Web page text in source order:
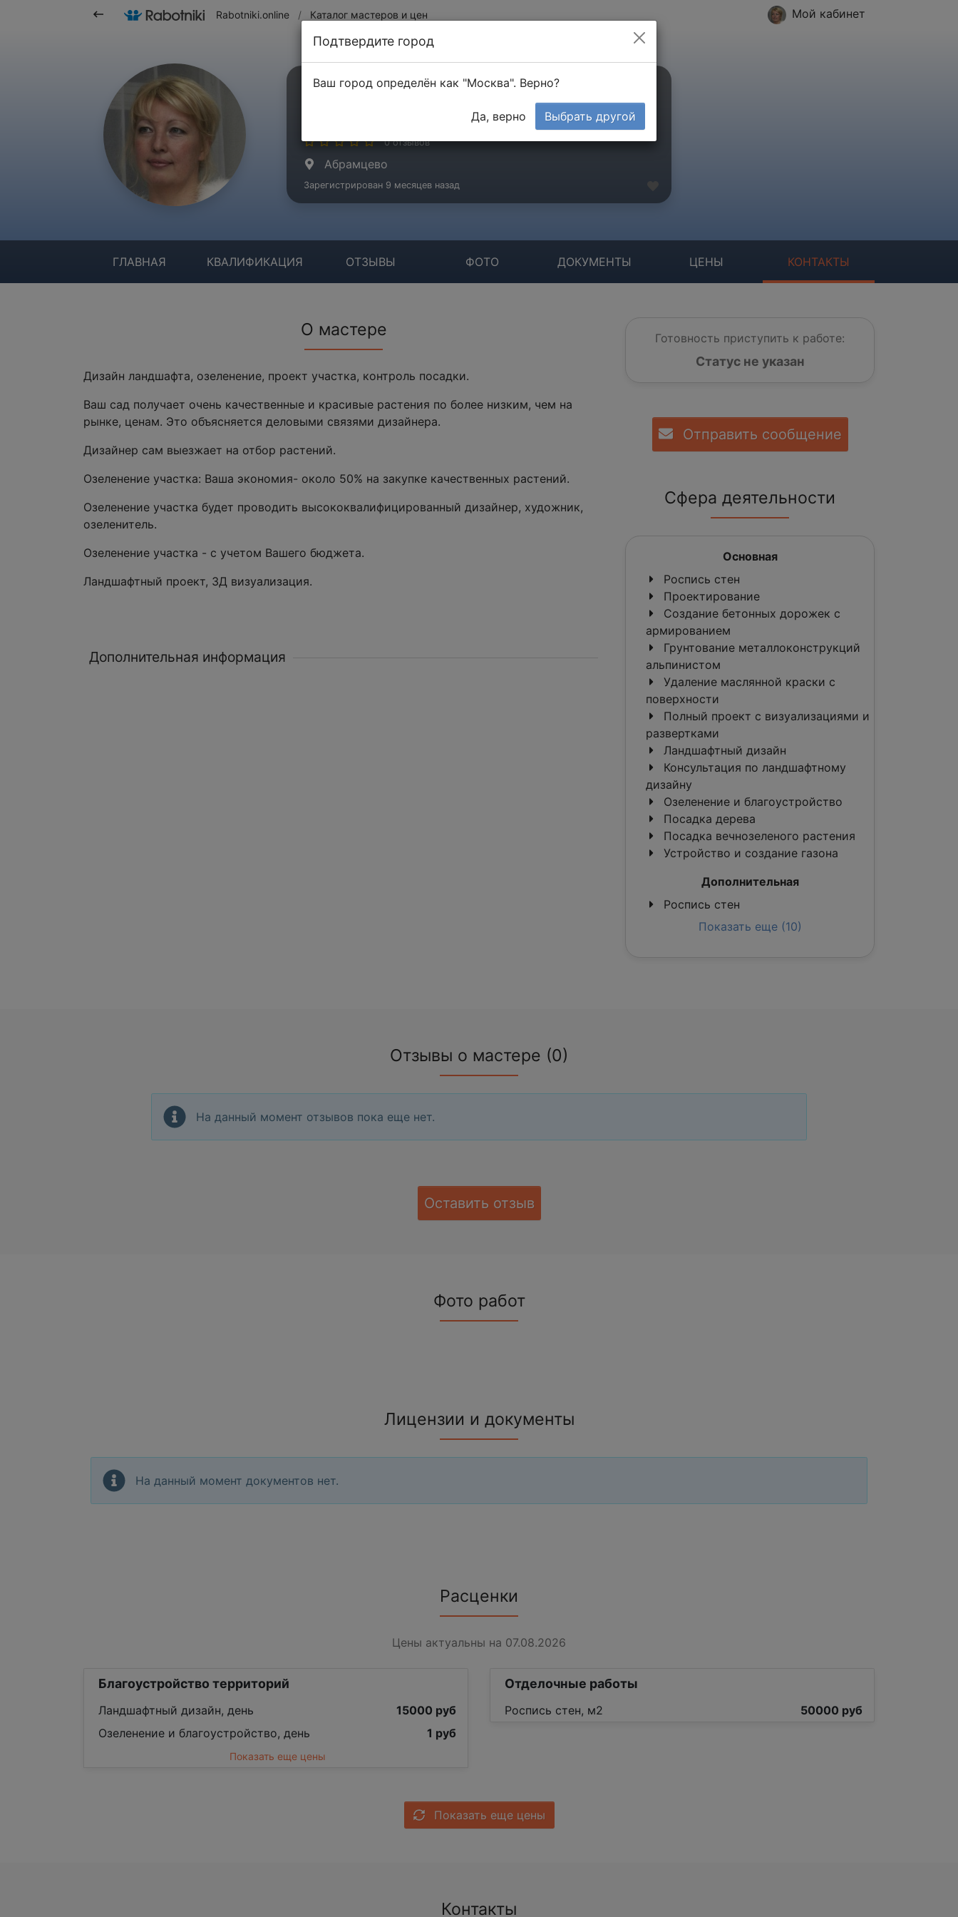
Rabotniki.online / Каталог мастеров и цен Мой кабинет
Федорова Татьяна
0 отзывов
Абрамцево
Зарегистрирован 9 месяцев назад
ГЛАВНАЯ КВАЛИФИКАЦИЯ ОТЗЫВЫ ФОТО ДОКУМЕНТЫ ЦЕНЫ КОНТАКТЫ
О мастере
Дизайн ландшафта, озеленение, проект участка, контроль посадки.
Ваш сад получает очень качественные и красивые растения по более низким, чем на
рынке, ценам. Это объясняется деловыми связями дизайнера.
Дизайнер сам выезжает на отбор растений.
Озеленение участка: Ваша экономия- около 50% на закупке качественных растений.
Озеленение участка будет проводить высококвалифицированный дизайнер, художник,
озеленитель.
Озеленение участка - с учетом Вашего бюджета.
Ландшафтный проект, 3Д визуализация.
Дополнительная информация
Готовность приступить к работе:
Статус не указан
Отправить сообщение
Сфера деятельности
Основная
Роспись стен
Проектирование
Создание бетонных дорожек с
армированием
Грунтование металлоконструкций
альпинистом
Удаление маслянной краски с
поверхности
Полный проект с визуализациями и
развертками
Ландшафтный дизайн
Консультация по ландшафтному
дизайну
Озеленение и благоустройство
Посадка дерева
Посадка вечнозеленого растения
Устройство и создание газона
Дополнительная
Роспись стен
Показать еще (10)
Отзывы о мастере (0)
На данный момент отзывов пока еще нет.
Оставить отзыв
Фото работ
Лицензии и документы
На данный момент документов нет.
Расценки
Цены актуальны на 07.08.2026
Благоустройство территорий
Ландшафтный дизайн, день
15000 руб
Озеленение и благоустройство, день
1 руб
Показать еще цены
Отделочные работы
Роспись стен, м2 50000 руб
Показать еще цены
Контакты
Подтвердите город
Ваш город определён как "Москва". Верно?
Да, верно Выбрать другой